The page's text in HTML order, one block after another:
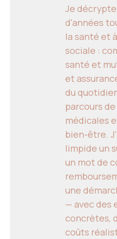
Je
d'années
la santé et
sociale :
santé et
et
du
parcours
médicales
bien-être.
limpide un
un mot de
une
— avec des
concrètes,
coûts